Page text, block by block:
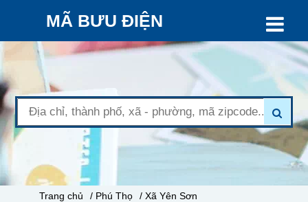
MÃ BƯU ĐIỆN
Trang chủ / Phú Thọ / Xã Yên Sơn